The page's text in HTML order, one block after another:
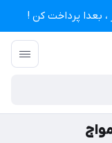
، بعدا پرداخت کن !